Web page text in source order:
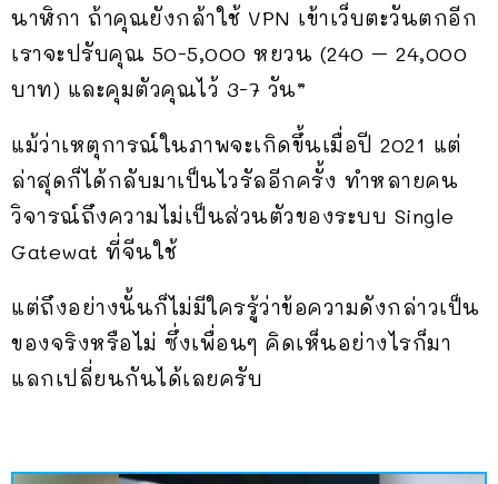
นาฬิกา ถ้าคุณยังกล้าใช้ VPN เข้าเว็บตะวันตกอีก
เราจะปรับคุณ 50-5,000 หยวน (240 – 24,000
บาท) และคุมตัวคุณไว้ 3-7 วัน”
แม้ว่าเหตุการณ์ในภาพจะเกิดขึ้นเมื่อปี 2021 แต่
ล่าสุดก็ได้กลับมาเป็นไวรัลอีกครั้ง ทำหลายคน
วิจารณ์ถึงความไม่เป็นส่วนตัวของระบบ Single
Gatewat ที่จีนใช้
แต่ถึงอย่างนั้นก็ไม่มีใครรู้ว่าข้อความดังกล่าวเป็น
ของจริงหรือไม่ ซึ่งเพื่อนๆ คิดเห็นอย่างไรก็มา
แลกเปลี่ยนกันได้เลยครับ